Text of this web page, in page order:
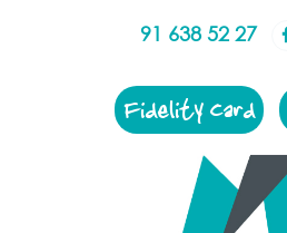
91 638 52 27
Fidelity Card